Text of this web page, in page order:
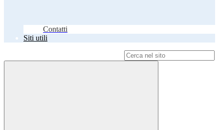
Contatti
Siti utili